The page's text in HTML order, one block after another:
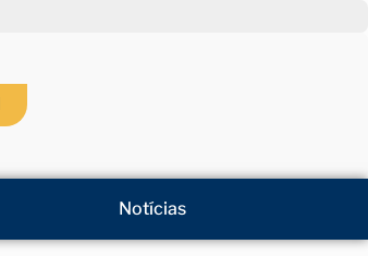
Notícias